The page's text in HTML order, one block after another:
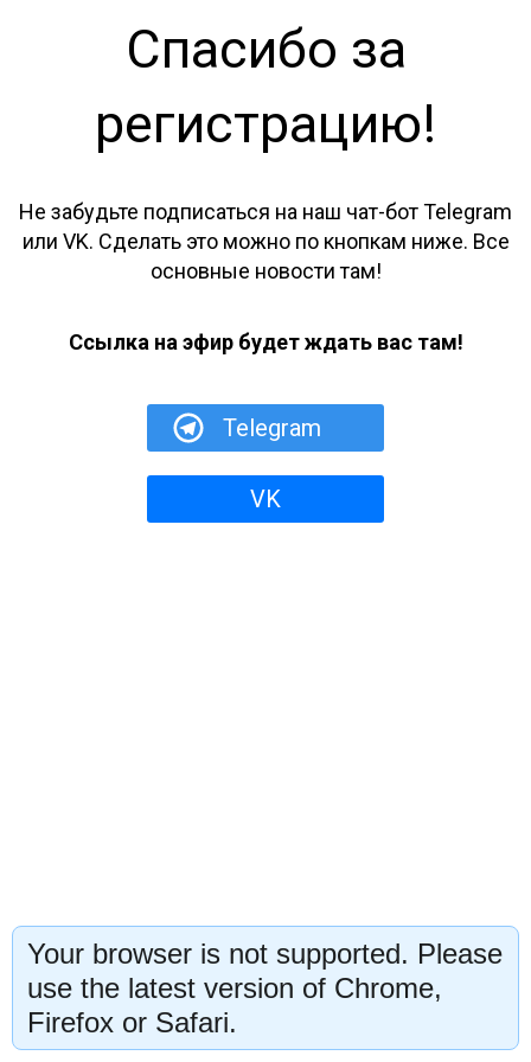
Спасибо за
регистрацию!
Не забудьте подписаться на наш чат-бот Telegram
или VK. Сделать это можно по кнопкам ниже. Все
основные новости там!
Ссылка на эфир будет ждать вас там!
Telegram
VK
Your browser is not supported. Please
use the latest version of Chrome,
Firefox or Safari.